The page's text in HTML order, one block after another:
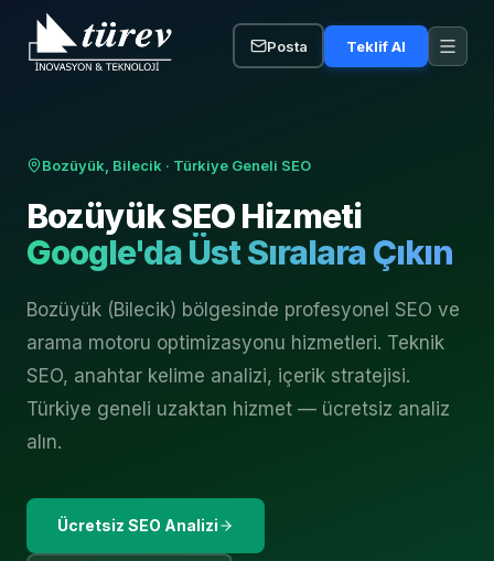
Posta Teklif Al
Bozüyük, Bilecik · Türkiye Geneli SEO
BozüyükSEO Hizmeti
Google'da Üst Sıralara Çıkın
Bozüyük (Bilecik) bölgesinde profesyonel SEO ve
arama motoru optimizasyonu hizmetleri. Teknik
SEO, anahtar kelime analizi, içerik stratejisi.
Türkiye geneli uzaktan hizmet — ücretsiz analiz
alın.
Ücretsiz SEO Analizi